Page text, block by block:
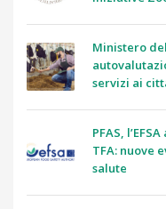
Ministero
servizi ai
PFAS,
TFA: nuove
salute